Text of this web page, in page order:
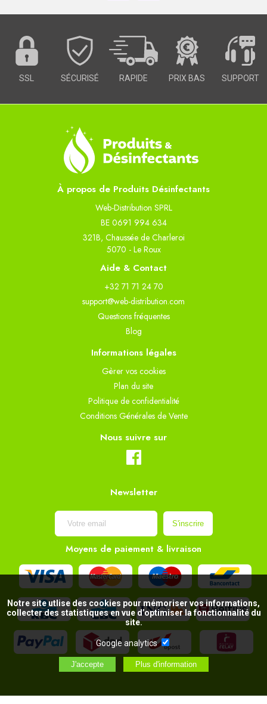
SSL SÉCURISÉ RAPIDE PRIX BAS SUPPORT
À propos de Produits Désinfectants
Web-Distribution SPRL
BE 0691 994 634
321B, Chaussée de Charleroi
5070 - Le Roux
Aide & Contact
+32 71 71 24 70
support@web-distribution.com
Questions fréquentes
Blog
Informations légales
Gèrer vos cookies
Plan du site
Politique de confidentialité
Conditions Générales de Vente
Nous suivre sur
Newsletter
Moyens de paiement & livraison
Notre site utlise des cookies pour mémoriser vos informations,
collecter des statistiques en vue d’optimiser la fonctionnalité du
site.
Google analytics